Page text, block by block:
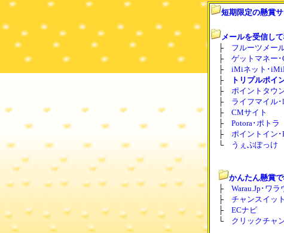
短期限定の懸賞
メールを受信し
├ フルーツメー
├ ゲットマネー･
├ iMiネット･
├
トリプルポイ
├ ポイントタウ
├ ライフマイル
├ CMサイト
├ Potora･ポトラ
├ ポイントイン･
└
うぇぶぽっけ
かんたん懸賞
├ Warau.Jp･ワ
├ チャンスイッ
├ ECナビ
└ クリックチャ